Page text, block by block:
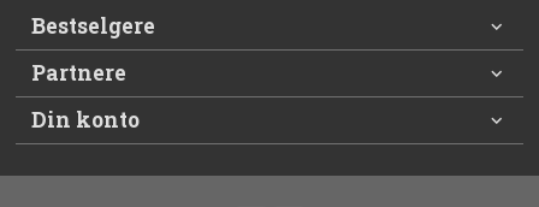
Bestselgere
Partnere
Din konto